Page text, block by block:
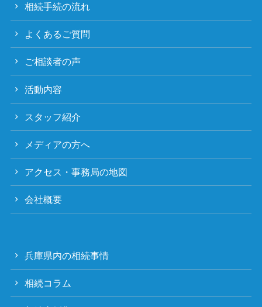
相続手続の流れ
よくあるご質問
ご相談者の声
活動内容
スタッフ紹介
メディアの方へ
アクセス・事務局の地図
会社概要
兵庫県内の相続事情
相続コラム